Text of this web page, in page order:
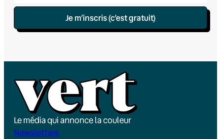
Je m’inscris (c’est gratuit)
Le média qui annonce la couleur
Newsletters